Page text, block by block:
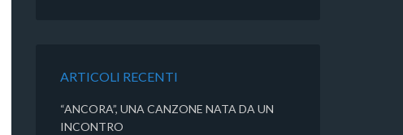
i
ARTICOLI RECENTI
“ANCORA”, UNA CANZONE NATA DA UN
INCONTRO